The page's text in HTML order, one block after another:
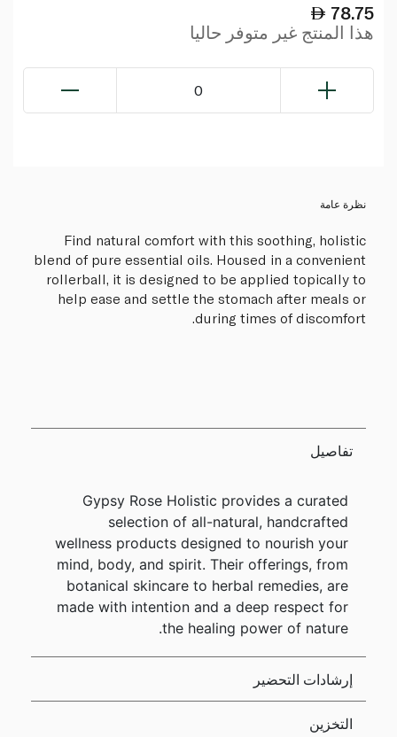
78.75
هذا المنتج غير متوفر حاليا
0
نظرة عامة
Find natural comfort with this soothing, holistic
blend of pure essential oils. Housed in a convenient
rollerball, it is designed to be applied topically to
help ease and settle the stomach after meals or
during times of discomfort.
تفاصيل
Gypsy Rose Holistic provides a curated
selection of all-natural, handcrafted
wellness products designed to nourish your
mind, body, and spirit. Their offerings, from
botanical skincare to herbal remedies, are
made with intention and a deep respect for
the healing power of nature.
إرشادات التحضير
التخزين